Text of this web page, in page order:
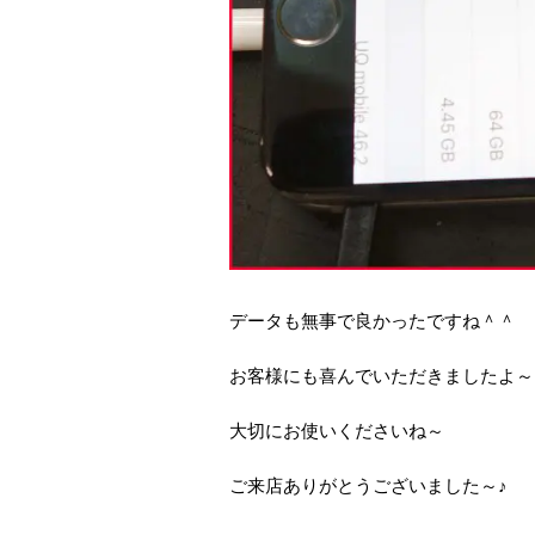
データも無事で良かったですね＾＾
お客様にも喜んでいただきましたよ
大切にお使いくださいね～
ご来店ありがとうございました～♪